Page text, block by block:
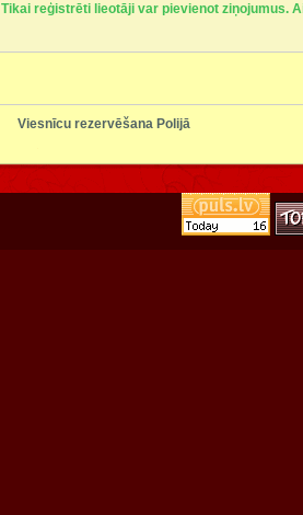
Tikai reģistrēti lieotāji var pievienot ziņojumus.
Viesnīcu rezervēšana Polijā